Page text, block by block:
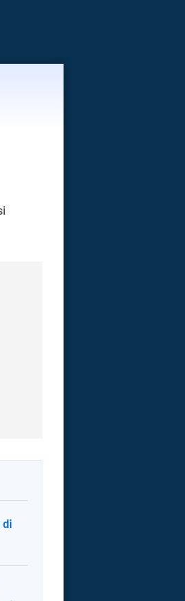
di